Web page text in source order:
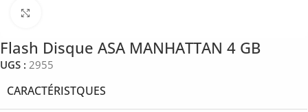
Flash Disque ASA MANHATTAN 4 GB
UGS : 2955
CARACTÉRISTQUES